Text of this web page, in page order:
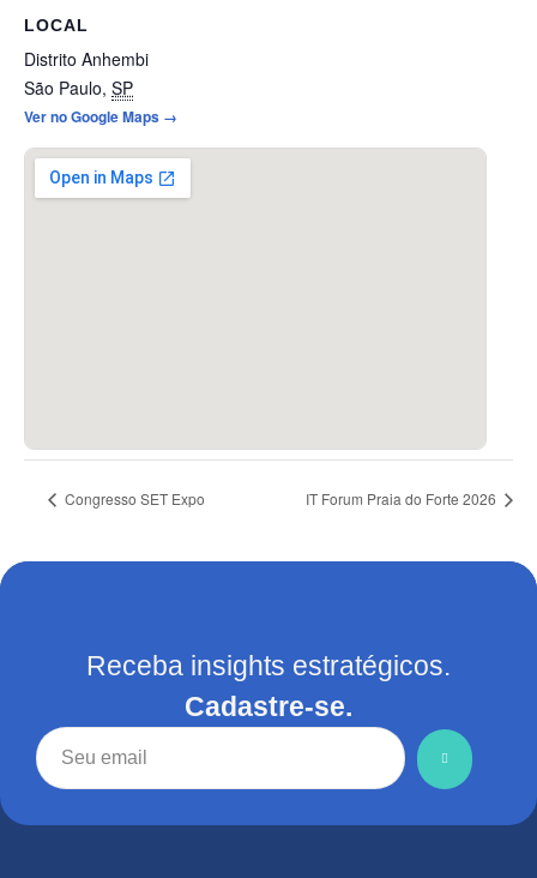
LOCAL
Distrito Anhembi
São Paulo, SP
Ver no Google Maps →
Congresso SET Expo IT Forum Praia do Forte 2026
Receba insights estratégicos.
Cadastre-se.